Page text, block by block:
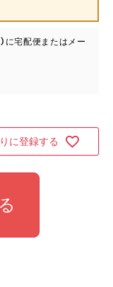
に宅配便またはメー
に登録する